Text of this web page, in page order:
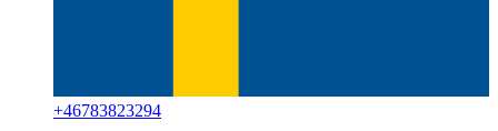
+46783823294